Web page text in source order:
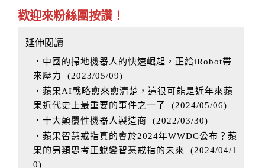
歡迎來粉絲團按讚！
延伸閱讀
‧中國的掃地機器人的快速崛起，正給iRobot帶
來壓力
(2023/05/09)
‧蘋果AI戰略愈來愈清楚，這很可能是近年來蘋
果近代史上最重要的事件之一了
(2024/05/06)
‧十大顛覆性機器人製造商
(2022/03/30)
‧蘋果智慧戒指真的會於2024年WWDC公布？蘋
果的另類思考正蛻變智慧戒指的未來
(2024/04/1
0)